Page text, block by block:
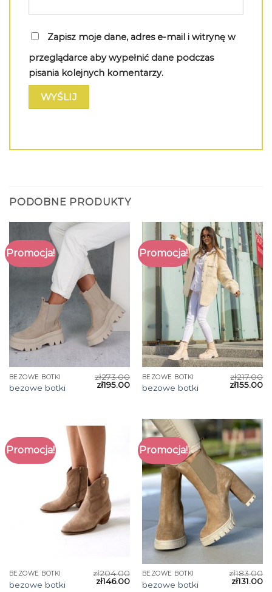
Zapisz moje dane, adres e-mail i witrynę w
przeglądarce aby wypełnić dane podczas
pisania kolejnych komentarzy.
PODOBNE PRODUKTY
Promocja!
BEZOWE BOTKI
bezowe botki
zł273.00
zł195.00
Promocja!
BEZOWE BOTKI
bezowe botki
zł217.00
zł155.00
Promocja!
BEZOWE BOTKI
bezowe botki
zł204.00
zł146.00
Promocja!
BEZOWE BOTKI
bezowe botki
zł183.00
zł131.00